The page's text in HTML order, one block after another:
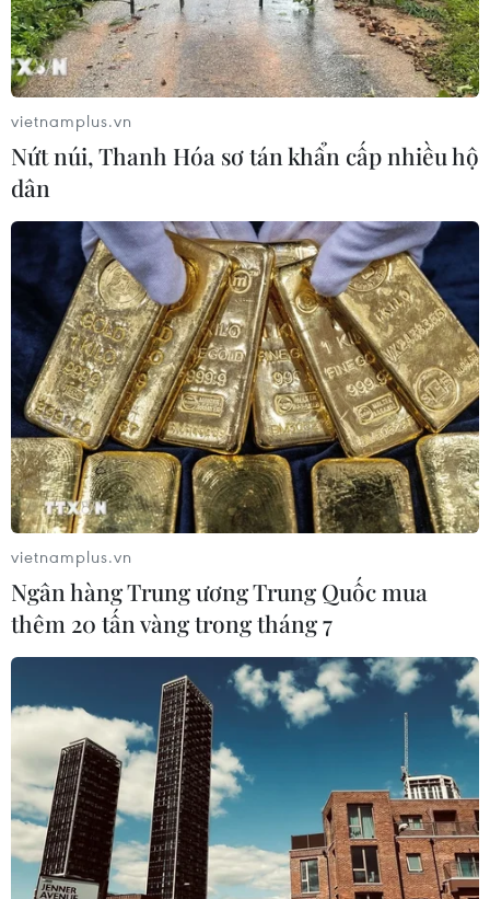
TIN CÙNG CHUYÊN MỤC
Mỹ có đang chuẩn bị một
chiến lược mới nhằm vào Iran?
07/08/2026 10:08
Mỹ can thiệp khẩn cấp, ngăn
Israel mở rộng đòn trừng phạt
Hezbollah
vietnamplus.vn
Nứt núi, Thanh Hóa sơ tán khẩn cấp nhiều hộ
dân
vietnamplus.vn
Ngân hàng Trung ương Trung Quốc mua
thêm 20 tấn vàng trong tháng 7